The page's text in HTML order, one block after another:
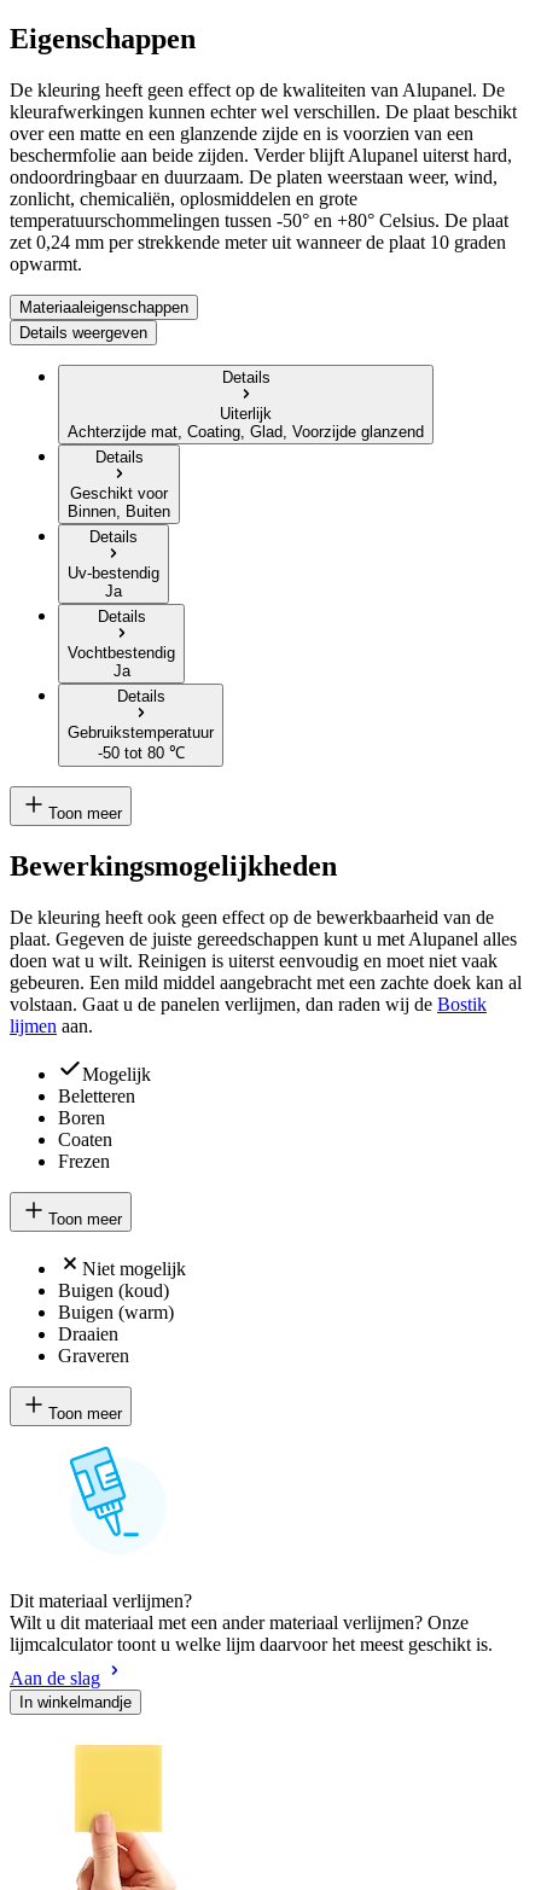
Eigenschappen
De kleuring heeft geen effect op de kwaliteiten van Alupanel. De
kleurafwerkingen kunnen echter wel verschillen. De plaat beschikt
over een matte en een glanzende zijde en is voorzien van een
beschermfolie aan beide zijden. Verder blijft Alupanel uiterst hard,
ondoordringbaar en duurzaam. De platen weerstaan weer, wind,
zonlicht, chemicaliën, oplosmiddelen en grote
temperatuurschommelingen tussen -50° en +80° Celsius. De plaat
zet 0,24 mm per strekkende meter uit wanneer de plaat 10 graden
opwarmt.
Materiaaleigenschappen
Details weergeven
Details
Uiterlijk
Achterzijde mat, Coating, Glad, Voorzijde glanzend
Details
Geschikt voor
Binnen, Buiten
Details
Uv-bestendig
Ja
Details
Vochtbestendig
Ja
Details
Gebruikstemperatuur
-50 tot 80 ℃
Toon meer
Bewerkingsmogelijkheden
De kleuring heeft ook geen effect op de bewerkbaarheid van de
plaat. Gegeven de juiste gereedschappen kunt u met Alupanel alles
doen wat u wilt. Reinigen is uiterst eenvoudig en moet niet vaak
gebeuren. Een mild middel aangebracht met een zachte doek kan al
volstaan. Gaat u de panelen verlijmen, dan raden wij de Bostik
lijmen aan.
Mogelijk
Beletteren
Boren
Coaten
Frezen
Toon meer
Niet mogelijk
Buigen (koud)
Buigen (warm)
Draaien
Graveren
Toon meer
Dit materiaal verlijmen?
Wilt u dit materiaal met een ander materiaal verlijmen? Onze
lijmcalculator toont u welke lijm daarvoor het meest geschikt is.
Aan de slag
In winkelmandje